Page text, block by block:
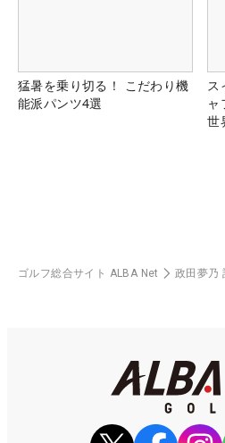
猛暑を乗り切る！ こだわり機
能派パンツ4選
ス
ャ
世
ゴルフ総合サイト ALBA Net 政田夢乃